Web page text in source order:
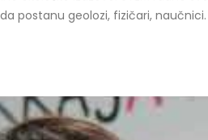
postanu geolozi, fizičari,